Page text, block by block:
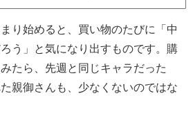
り始めると、買い物のたびに「中
う」と気になり出すものです。購
たら、先週と同じキャラだった
親御さんも、少なくないのではな